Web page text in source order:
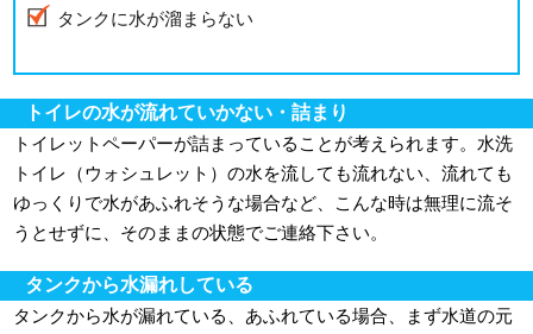
タンクに水が溜まらない
トイレの水が流れていかない・詰まり
トイレットペーパーが詰まっていることが考えられます。水洗
トイレ（ウォシュレット）の水を流しても流れない、流れても
ゆっくりで水があふれそうな場合など、こんな時は無理に流そ
うとせずに、そのままの状態でご連絡下さい。
タンクから水漏れしている
タンクから水が漏れている、あふれている場合、まず水道の元